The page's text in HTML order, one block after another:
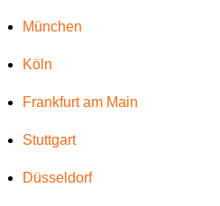
München
Köln
Frankfurt am Main
Stuttgart
Düsseldorf